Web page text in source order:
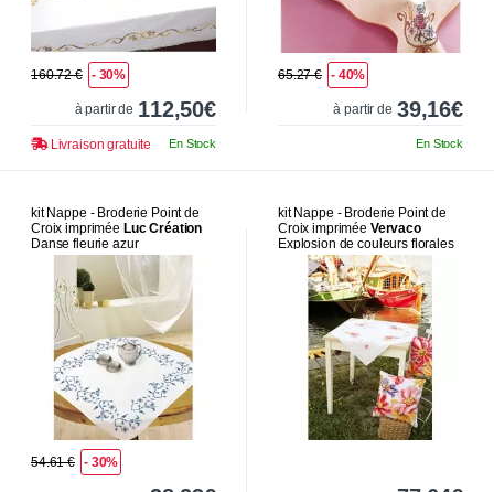
160.72 € - 30%
à partir de 112,50€
Livraison gratuite En Stock
65.27 € - 40%
à partir de 39,16€
En Stock
kit Nappe - Broderie Point de
Croix imprimée Luc Création
Danse fleurie azur
54.61 € - 30%
kit Nappe - Broderie Point de
Croix imprimée Vervaco
Explosion de couleurs florales